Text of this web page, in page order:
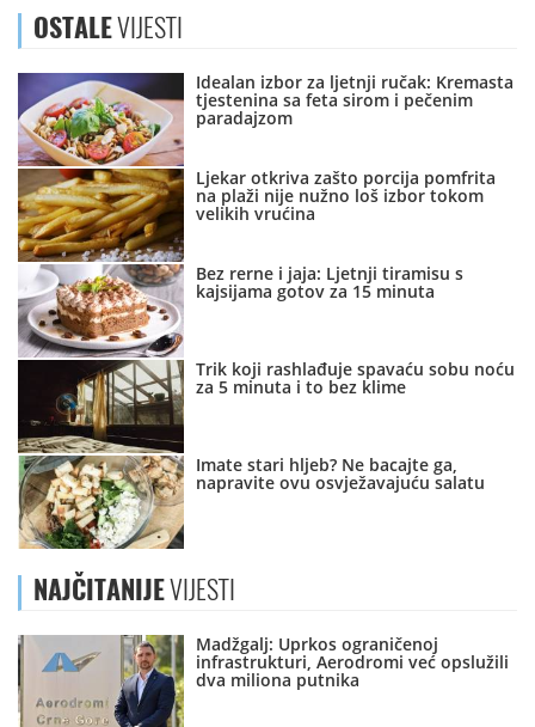
OSTALEVIJESTI
Idealan izbor za ljetnji ručak: Kremasta
tjestenina sa feta sirom i pečenim
paradajzom
Ljekar otkriva zašto porcija pomfrita
na plaži nije nužno loš izbor tokom
velikih vrućina
Bez rerne i jaja: Ljetnji tiramisu s
kajsijama gotov za 15 minuta
Trik koji rashlađuje spavaću sobu noću
za 5 minuta i to bez klime
Imate stari hljeb? Ne bacajte ga,
napravite ovu osvježavajuću salatu
NAJČITANIJEVIJESTI
Madžgalj: Uprkos ograničenoj
infrastrukturi, Aerodromi već opslužili
dva miliona putnika